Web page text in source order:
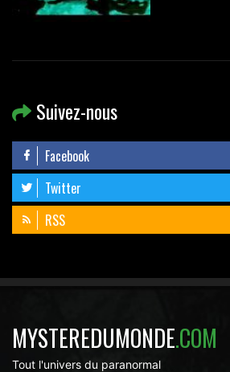
Suivez-nous
Facebook
Twitter
RSS
MYSTEREDUMONDE.COM
Tout l'univers du paranormal